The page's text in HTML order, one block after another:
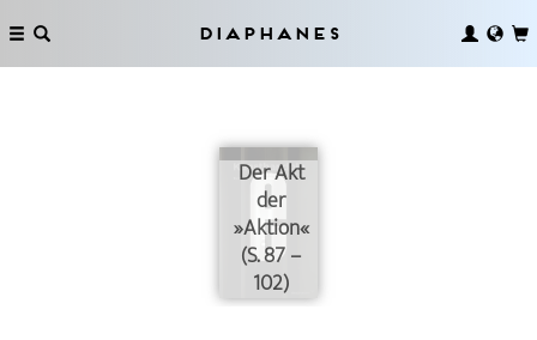
Diaphanes
Der Akt
der
»Aktion«
(S. 87 –
102)